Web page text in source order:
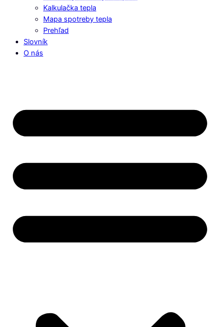
Kalkulačka tepla
Mapa spotreby tepla
Prehľad
Slovník
O nás